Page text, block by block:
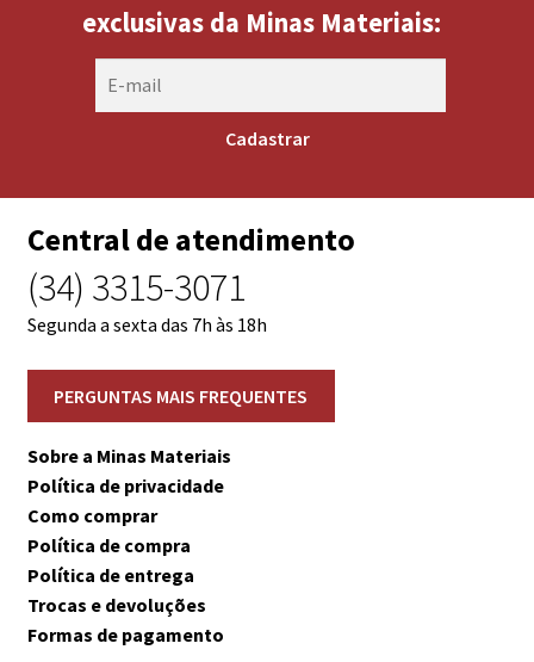
exclusivas da Minas Materiais:
Central de atendimento
(34) 3315-3071
Segunda a sexta das 7h às 18h
Sobre a Minas Materiais
Política de privacidade
Como comprar
Política de compra
Política de entrega
Trocas e devoluções
Formas de pagamento